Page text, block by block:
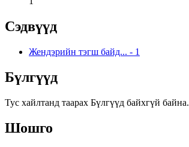
Сэдвүүд
Жендэрийн тэгш байд... - 1
Бүлгүүд
Тус хайлтанд таарах Бүлгүүд байхгүй байна.
Шошго